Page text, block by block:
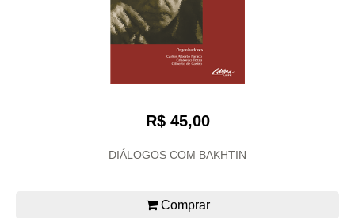
R$ 45,00
DIÁLOGOS COM BAKHTIN
Comprar